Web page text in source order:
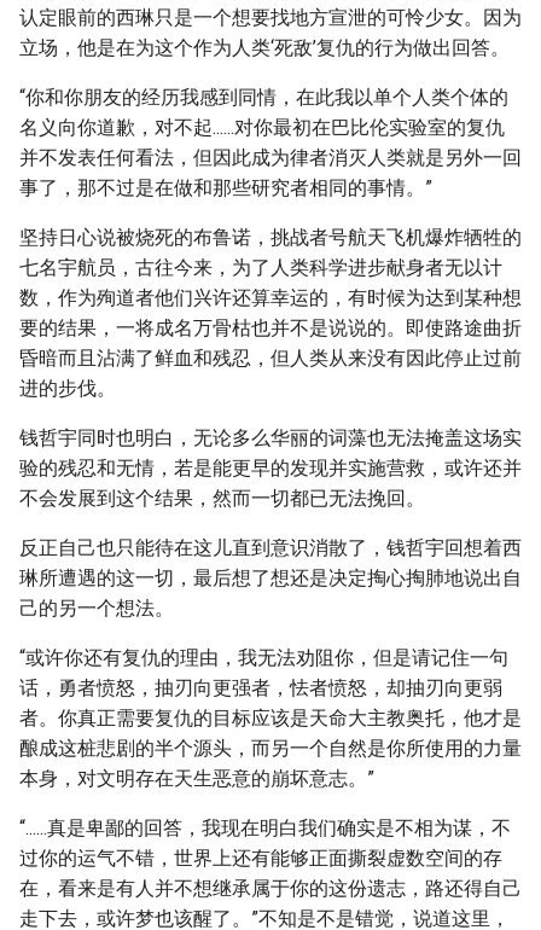
认定眼前的西琳只是一个想要找地方宣泄的可怜少女。因为
立场，他是在为这个作为人类‘死敌’复仇的行为做出回答。
“你和你朋友的经历我感到同情，在此我以单个人类个体的
名义向你道歉，对不起......对你最初在巴比伦实验室的复仇
并不发表任何看法，但因此成为律者消灭人类就是另外一回
事了，那不过是在做和那些研究者相同的事情。”
坚持日心说被烧死的布鲁诺，挑战者号航天飞机爆炸牺牲的
七名宇航员，古往今来，为了人类科学进步献身者无以计
数，作为殉道者他们兴许还算幸运的，有时候为达到某种想
要的结果，一将成名万骨枯也并不是说说的。即使路途曲折
昏暗而且沾满了鲜血和残忍，但人类从来没有因此停止过前
进的步伐。
钱哲宇同时也明白，无论多么华丽的词藻也无法掩盖这场实
验的残忍和无情，若是能更早的发现并实施营救，或许还并
不会发展到这个结果，然而一切都已无法挽回。
反正自己也只能待在这儿直到意识消散了，钱哲宇回想着西
琳所遭遇的这一切，最后想了想还是决定掏心掏肺地说出自
己的另一个想法。
“或许你还有复仇的理由，我无法劝阻你，但是请记住一句
话，勇者愤怒，抽刃向更强者，怯者愤怒，却抽刃向更弱
者。你真正需要复仇的目标应该是天命大主教奥托，他才是
酿成这桩悲剧的半个源头，而另一个自然是你所使用的力量
本身，对文明存在天生恶意的崩坏意志。”
“......真是卑鄙的回答，我现在明白我们确实是不相为谋，不
过你的运气不错，世界上还有能够正面撕裂虚数空间的存
在，看来是有人并不想继承属于你的这份遗志，路还得自己
走下去，或许梦也该醒了。”不知是不是错觉，说道这里，